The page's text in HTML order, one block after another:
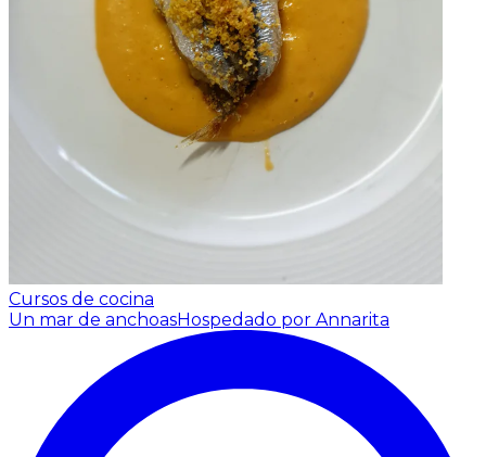
Cursos de cocina
Un mar de anchoasHospedado por Annarita